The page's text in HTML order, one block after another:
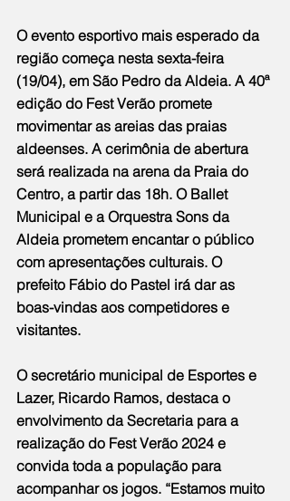
O evento esportivo mais esperado da
região começa nesta sexta-feira
(19/04), em São Pedro da Aldeia. A 40ª
edição do Fest Verão promete
movimentar as areias das praias
aldeenses. A cerimônia de abertura
será realizada na arena da Praia do
Centro, a partir das 18h. O Ballet
Municipal e a Orquestra Sons da
Aldeia prometem encantar o público
com apresentações culturais. O
prefeito Fábio do Pastel irá dar as
boas-vindas aos competidores e
visitantes.
O secretário municipal de Esportes e
Lazer, Ricardo Ramos, destaca o
envolvimento da Secretaria para a
realização do Fest Verão 2024 e
convida toda a população para
acompanhar os jogos. “Estamos muito